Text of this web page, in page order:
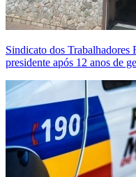
Sindicato dos Trabalhadores
presidente após 12 anos de